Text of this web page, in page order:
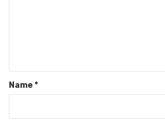
Name*